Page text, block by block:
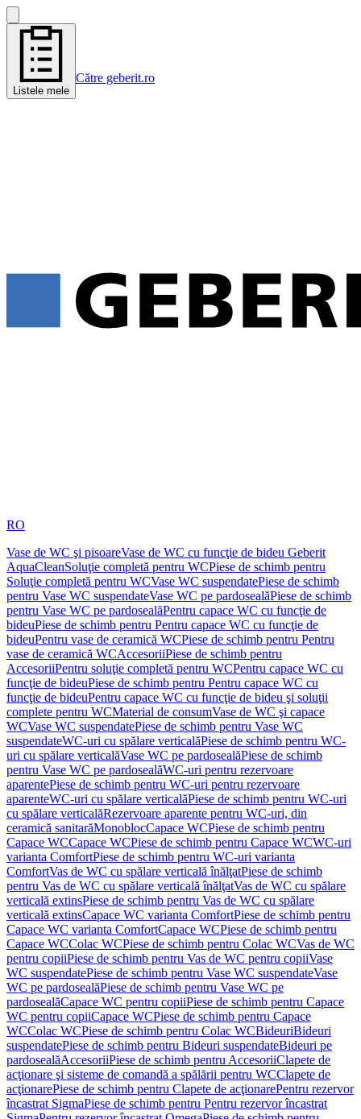
Listele mele
Către geberit.ro
RO
Vase de WC şi pisoareVase de WC cu funcţie de bideu Geberit
AquaCleanSoluţie completă pentru WCPiese de schimb pentru
Soluţie completă pentru WCVase WC suspendatePiese de schimb
pentru Vase WC suspendateVase WC pe pardosealăPiese de schimb
pentru Vase WC pe pardosealăPentru capace WC cu funcţie de
bideuPiese de schimb pentru Pentru capace WC cu funcţie de
bideuPentru vase de ceramică WCPiese de schimb pentru Pentru
vase de ceramică WCAccesoriiPiese de schimb pentru
AccesoriiPentru soluţie completă pentru WCPentru capace WC cu
funcţie de bideuPiese de schimb pentru Pentru capace WC cu
funcţie de bideuPentru capace WC cu funcţie de bideu şi soluţii
complete pentru WCMaterial de consumVase de WC şi capace
WCVase WC suspendatePiese de schimb pentru Vase WC
suspendateWC-uri cu spălare verticalăPiese de schimb pentru WC-
uri cu spălare verticalăVase WC pe pardosealăPiese de schimb
pentru Vase WC pe pardosealăWC-uri pentru rezervoare
aparentePiese de schimb pentru WC-uri pentru rezervoare
aparenteWC-uri cu spălare verticalăPiese de schimb pentru WC-uri
cu spălare verticalăRezervoare aparente pentru WC-uri, din
ceramică sanitarăMonoblocCapace WCPiese de schimb pentru
Capace WCCapace WCPiese de schimb pentru Capace WCWC-uri
varianta ComfortPiese de schimb pentru WC-uri varianta
ComfortVas de WC cu spălare verticală înălţatPiese de schimb
pentru Vas de WC cu spălare verticală înălţatVas de WC cu spălare
verticală extinsPiese de schimb pentru Vas de WC cu spălare
verticală extinsCapace WC varianta ComfortPiese de schimb pentru
Capace WC varianta ComfortCapace WCPiese de schimb pentru
Capace WCColac WCPiese de schimb pentru Colac WCVas de WC
pentru copiiPiese de schimb pentru Vas de WC pentru copiiVase
WC suspendatePiese de schimb pentru Vase WC suspendateVase
WC pe pardosealăPiese de schimb pentru Vase WC pe
pardosealăCapace WC pentru copiiPiese de schimb pentru Capace
WC pentru copiiCapace WCPiese de schimb pentru Capace
WCColac WCPiese de schimb pentru Colac WCBideuriBideuri
suspendatePiese de schimb pentru Bideuri suspendateBideuri pe
pardosealăAccesoriiPiese de schimb pentru AccesoriiClapete de
acţionare şi sisteme de comandă a spălării pentru WCClapete de
acţionarePiese de schimb pentru Clapete de acţionarePentru rezervor
încastrat SigmaPiese de schimb pentru Pentru rezervor încastrat